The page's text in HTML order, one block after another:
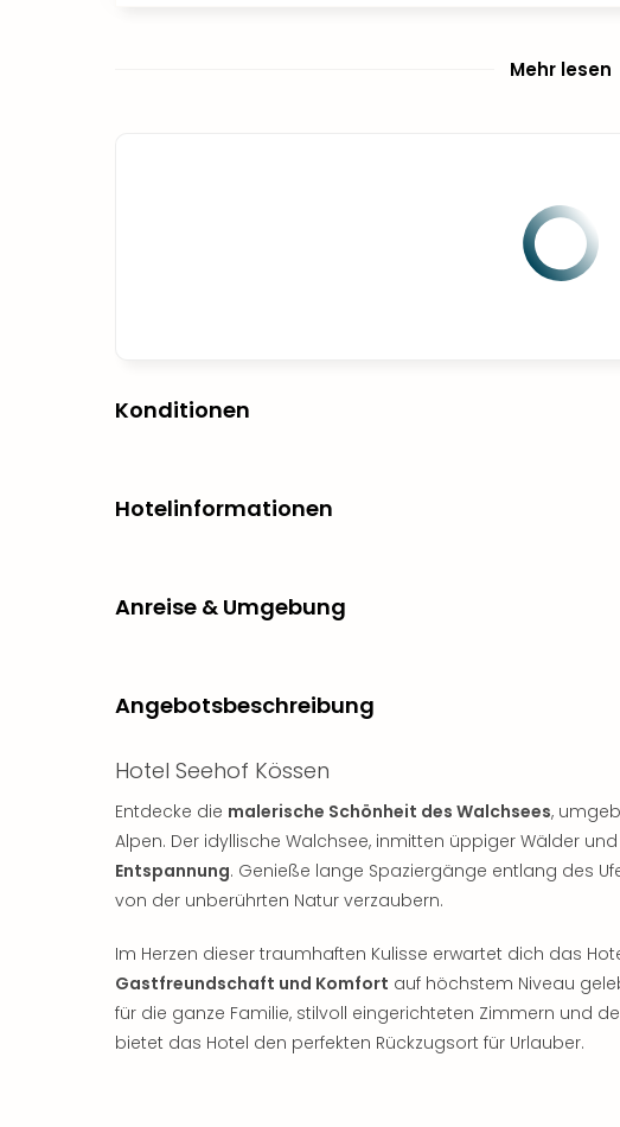
Mehr lesen
Konditionen
Hotelinformationen
Anreise & Umgebung
Angebotsbeschreibung
Hotel Seehof Kössen
Entdecke die malerische Schönheit des Walchsees,
Alpen. Der idyllische Walchsee, inmitten üppiger Wälder
Entspannung. Genieße lange Spaziergänge entlang des
von der unberührten Natur verzaubern.
Im Herzen dieser traumhaften Kulisse erwartet dich das
Gastfreundschaft und Komfort auf höchstem Niveau
für die ganze Familie, stilvoll eingerichteten Zimmern und
bietet das Hotel den perfekten Rückzugsort für Urlauber.